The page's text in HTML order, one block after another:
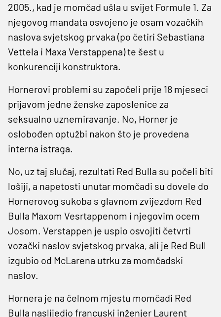
2005., kad je momčad ušla u svijet Formule 1. Za
njegovog mandata osvojeno je osam vozačkih
naslova svjetskog prvaka (po četiri Sebastiana
Vettela i Maxa Verstappena) te šest u
konkurenciji konstruktora.
Hornerovi problemi su započeli prije 18 mjeseci
prijavom jedne ženske zaposlenice za
seksualno uznemiravanje. No, Horner je
oslobođen optužbi nakon što je provedena
interna istraga.
No, uz taj slučaj, rezultati Red Bulla su počeli biti
lošiji, a napetosti unutar momčadi su dovele do
Hornerovog sukoba s glavnom zvijezdom Red
Bulla Maxom Vesrtappenom i njegovim ocem
Josom. Verstappen je uspio osvojiti četvrti
vozački naslov svjetskog prvaka, ali je Red Bull
izgubio od McLarena utrku za momčadski
naslov.
Hornera je na čelnom mjestu momčadi Red
Bulla naslijedio francuski inženjer Laurent